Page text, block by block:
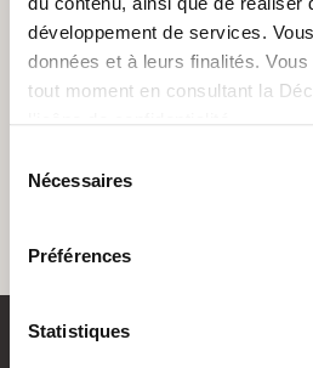
développement de services.
données et à leurs finalités.
tout moment en consultant la
Si vous le permettez, nous
Pour en savoir plus sur le
Nécessaires
Préférences
Statistiques
Prenez rendez-vous